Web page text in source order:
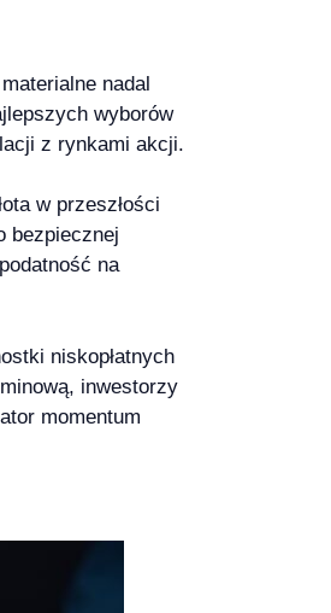
nadal
wyborów
z rynkami akcji.
w przeszłości
bezpiecznej
na
niskopłatnych
inwestorzy
momentum